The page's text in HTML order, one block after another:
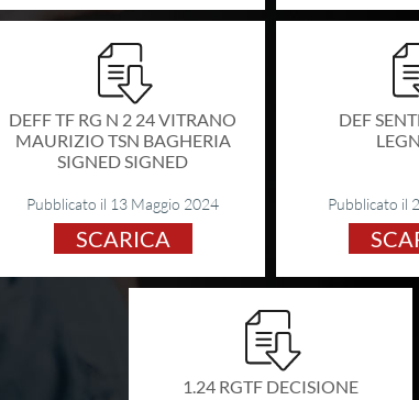
DEFF TF RG N 2 24 VITRANO
MAURIZIO TSN BAGHERIA
SIGNED SIGNED
Pubblicato il 13 Maggio 2024
SCARICA
DEF
Pubblicato il
1.24 RGTF DECISIONE